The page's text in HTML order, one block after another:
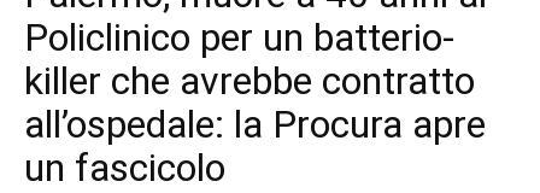
Policlinico per un batterio-
killer che avrebbe contratto
all’ospedale: la Procura apre
un fascicolo